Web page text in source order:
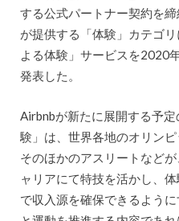
する公式パートナー契約を
が提供する「体験」カテゴ
よる体験」サービスを2020
発表した。
Airbnbが新たに展開する予
験」は、世界各地のオリンピ
そのほかのアスリートなど
ャリアにて特技を活かし、
で収入源を確保できるよう